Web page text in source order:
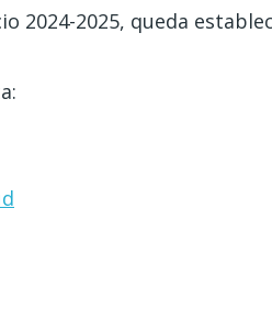
2024-2025, queda